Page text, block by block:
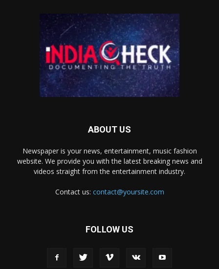
ABOUT US
Newspaper is your news, entertainment, music fashion
website. We provide you with the latest breaking news and
videos straight from the entertainment industry.
Contact us: contact@yoursite.com
FOLLOW US